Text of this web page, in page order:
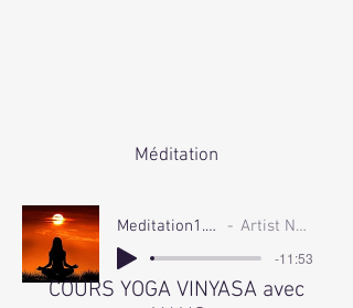
Méditation
Meditation1.MP3 Artist Name
-11:53
COURS YOGA VINYASA avec